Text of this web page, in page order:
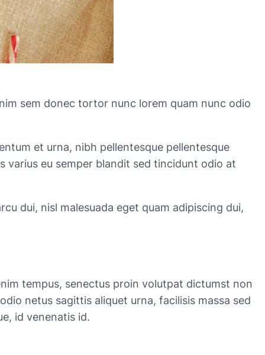
sem donec tortor nunc lorem quam nunc odio
et urna, nibh pellentesque pellentesque
varius eu semper blandit sed tincidunt odio at
dui, nisl malesuada eget quam adipiscing dui,
tempus, senectus proin volutpat dictumst non
netus sagittis aliquet urna, facilisis massa sed
id venenatis id.